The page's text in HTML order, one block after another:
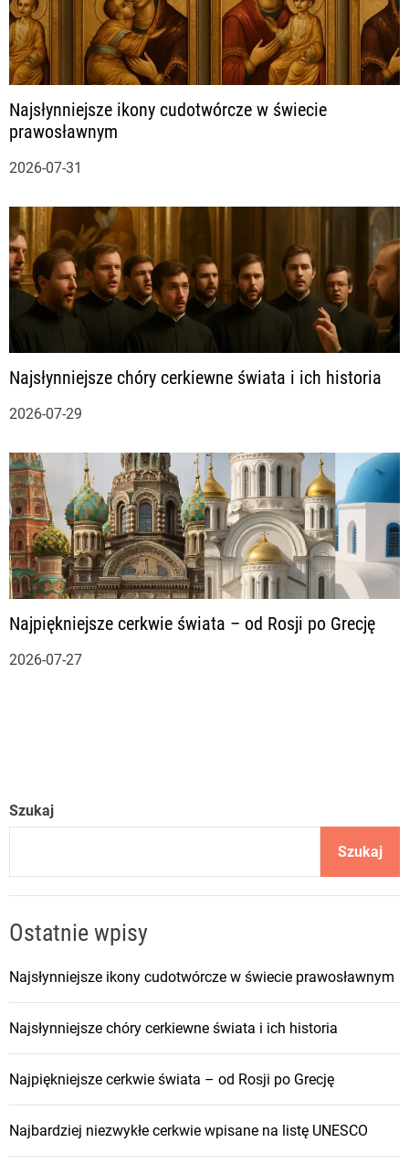
Najsłynniejsze ikony cudotwórcze w świecie
prawosławnym
2026-07-31
Najsłynniejsze chóry cerkiewne świata i ich historia
2026-07-29
Najpiękniejsze cerkwie świata – od Rosji po Grecję
2026-07-27
Szukaj
Szukaj
Ostatnie wpisy
Najsłynniejsze ikony cudotwórcze w świecie prawosławnym
Najsłynniejsze chóry cerkiewne świata i ich historia
Najpiękniejsze cerkwie świata – od Rosji po Grecję
Najbardziej niezwykłe cerkwie wpisane na listę UNESCO